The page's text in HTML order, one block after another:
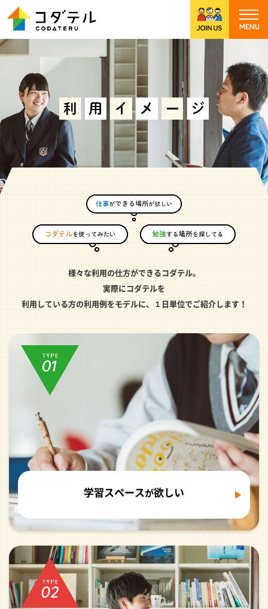
様々な利用の仕方ができるコダテル。
実際にコダテルを
利用している方の利用例をモデルに、１日単位でご紹介します！
学習スペースが欲しい